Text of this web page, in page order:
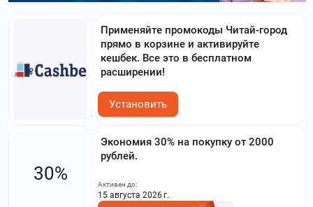
Применяйте промокоды Читай-город
прямо в корзине и активируйте
кешбек. Все это в бесплатном
расширении!
Установить
Экономия 30% на покупку от 2000
рублей.
30%
Активен до:
15 августа 2026 г.